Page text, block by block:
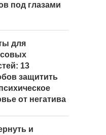
под глазами
для
13
защитить
от негатива
и